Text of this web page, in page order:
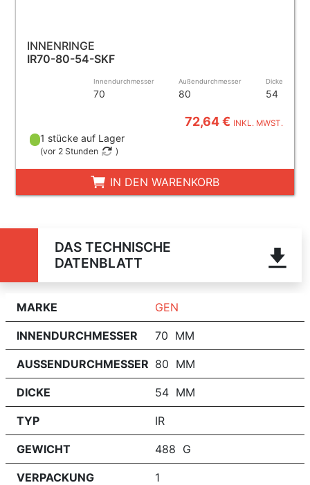
INNENRINGE
IR70-80-54-SKF
Innendurchmesser
70
Außendurchmesser
80
Dicke
54
72,64 € INKL. MWST.
1 stücke auf Lager
(vor 2 Stunden )
IN DEN WARENKORB
DAS TECHNISCHE
DATENBLATT
MARKE GEN
INNENDURCHMESSER 70 MM
AUSSENDURCHMESSER 80 MM
DICKE 54 MM
TYP IR
GEWICHT 488 G
VERPACKUNG 1